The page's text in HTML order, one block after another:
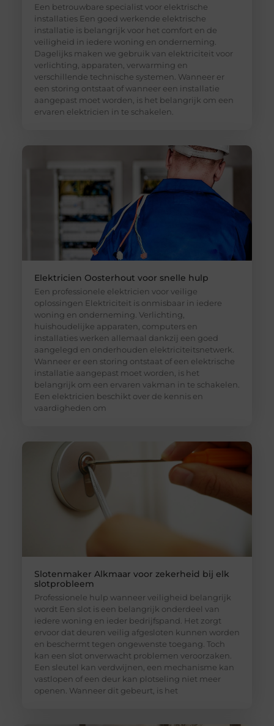
Een betrouwbare specialist voor elektrische
installaties Een goed werkende elektrische
installatie is belangrijk voor het comfort en de
veiligheid in iedere woning en onderneming.
Dagelijks maken we gebruik van elektriciteit voor
verlichting, apparaten, verwarming en
verschillende technische systemen. Wanneer er
een storing ontstaat of wanneer een installatie
aangepast moet worden, is het belangrijk om een
ervaren elektricien in te schakelen.
Elektricien Oosterhout voor snelle hulp
Een professionele elektricien voor veilige
oplossingen Elektriciteit is onmisbaar in iedere
woning en onderneming. Verlichting,
huishoudelijke apparaten, computers en
installaties werken allemaal dankzij een goed
aangelegd en onderhouden elektriciteitsnetwerk.
Wanneer er een storing ontstaat of een elektrische
installatie aangepast moet worden, is het
belangrijk om een ervaren vakman in te schakelen.
Een elektricien beschikt over de kennis en
vaardigheden om
Slotenmaker Alkmaar voor zekerheid bij elk
slotprobleem
Professionele hulp wanneer veiligheid belangrijk
wordt Een slot is een belangrijk onderdeel van
iedere woning en ieder bedrijfspand. Het zorgt
ervoor dat deuren veilig afgesloten kunnen worden
en beschermt tegen ongewenste toegang. Toch
kan een slot onverwacht problemen veroorzaken.
Een sleutel kan verdwijnen, een mechanisme kan
vastlopen of een deur kan plotseling niet meer
openen. Wanneer dit gebeurt, is het